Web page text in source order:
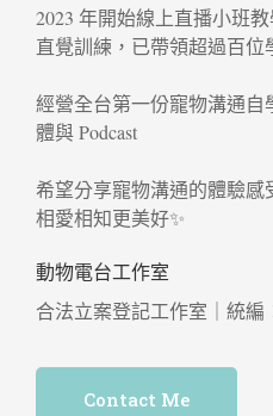
2023 年開始線上直播小班
直覺訓練，已帶領超過百
經營全台第一份寵物溝通
體與 Podcast
希望分享寵物溝通的體驗
相愛相知更美好✨
動物電台工作室
合法立案登記工作室｜統編
Contact Me